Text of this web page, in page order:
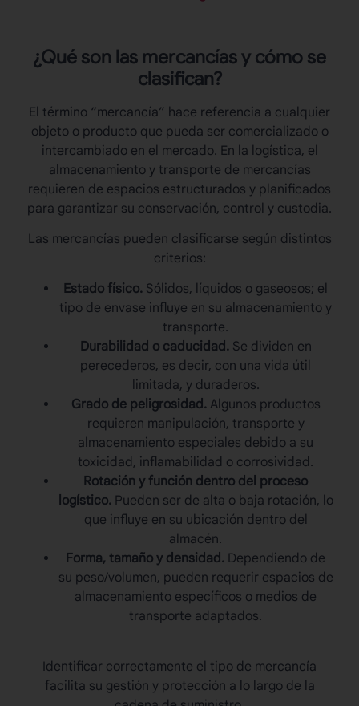
¿Qué son las mercancíasy cómo se
clasifican?
El término “mercancía” hace referencia a cualquier
objeto o producto que pueda ser comercializado o
intercambiado en el mercado. En la logística, el
almacenamiento y transporte de mercancías
requieren de espacios estructurados y planificados
para garantizar su conservación, control y custodia.
Las mercancías pueden clasificarse según distintos
criterios:
Estado físico. Sólidos, líquidos o gaseosos; el
tipo de envase influye en su almacenamiento y
transporte.
Durabilidad o caducidad.Se dividen en
perecederos, es decir, con una vida útil
limitada, y duraderos.
Grado de peligrosidad.Algunos productos
requieren manipulación, transporte y
almacenamiento especiales debido a su
toxicidad, inflamabilidad o corrosividad.
Rotación y función dentro del proceso
logístico.Pueden ser de alta o baja rotación, lo
que influye en su ubicación dentro del
almacén.
Forma, tamaño y densidad. Dependiendo de
su peso/volumen, pueden requerir espacios de
almacenamiento específicos o medios de
transporte adaptados.
Identificar correctamente el tipo de mercancía
facilita su gestión y protección a lo largo de la